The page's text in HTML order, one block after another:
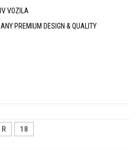
VOZILA
PREMIUM DESIGN & QUALITY
R 18